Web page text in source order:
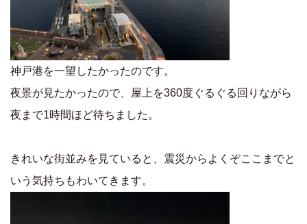
神戸港を一望したかったのです。
夜景が見たかったので、屋上を360度ぐるぐる回りながら
夜まで1時間ほど待ちました。
きれいな街並みを見ていると、震災からよくぞここまでと
いう気持ちもわいてきます。